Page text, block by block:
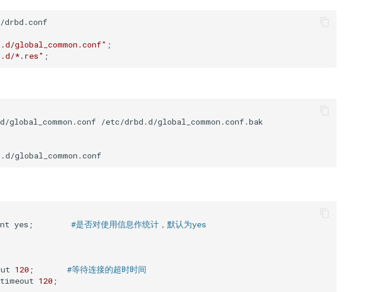
global_common.conf"
*.res"
/etc/drbd.d/global_common.conf.bak
yes;
#是否对使用信息作统计，默认为yes
120 ; #等待连接的超时时间
120 ;